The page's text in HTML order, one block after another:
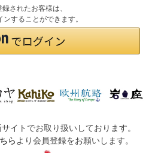
されたお客様は、
することができます。
イトでお取り扱いしております。
ら より会員登録をお願いします。